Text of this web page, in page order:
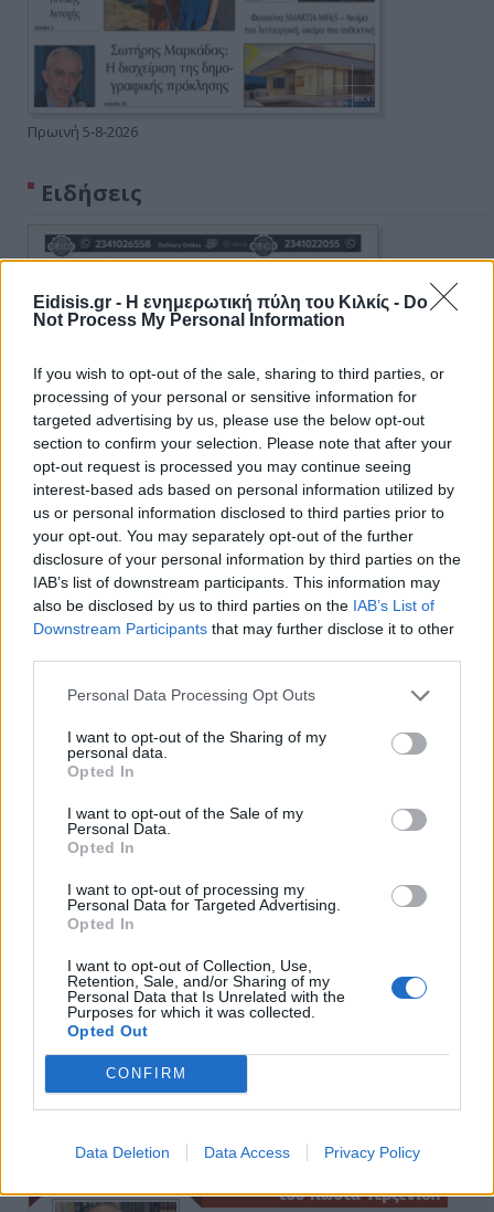
Eidisis.gr - Η ενημερωτική πύλη του Κιλκίς - Do
Not Process My Personal Information
If you wish to opt-out of the sale, sharing to third parties, or
processing of your personal or sensitive information for
targeted advertising by us, please use the below opt-out
section to confirm your selection. Please note that after your
opt-out request is processed you may continue seeing
interest-based ads based on personal information utilized by
us or personal information disclosed to third parties prior to
your opt-out. You may separately opt-out of the further
disclosure of your personal information by third parties on the
IAB’s list of downstream participants. This information may
also be disclosed by us to third parties on the IAB’s List of
Downstream Participants that may further disclose it to other
Personal Data Processing Opt Outs
I want to opt-out of the Sharing of my
personal data.
Opted In
I want to opt-out of the Sale of my
Personal Data.
Opted In
I want to opt-out of processing my
Personal Data for Targeted Advertising.
Opted In
I want to opt-out of Collection, Use,
Retention, Sale, and/or Sharing of my
Personal Data that Is Unrelated with the
Purposes for which it was collected.
Opted Out
CONFIRM
Data Deletion Data Access Privacy Policy
Πρωινή 5-8-2026
Ειδήσεις
Ειδήσεις 5-8-2026
ΑΠΟΨΕΙΣ